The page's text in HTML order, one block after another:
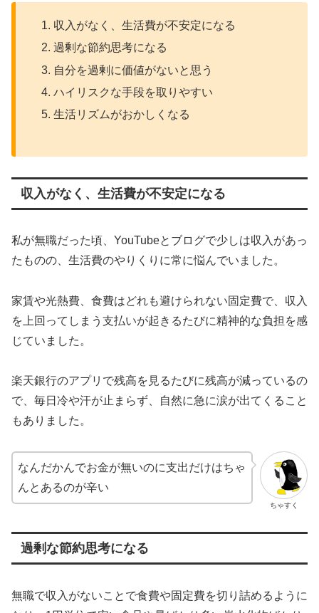
収入がなく、生活費が不安定になる
過剰な節約思考になる
自分を過剰に価値がないと思う
ハイリスクな手段を取りやすい
生活リズムがおかしくなる
収入がなく、生活費が不安定になる
私が無職だった頃、YouTubeとブログで少しは収入があっ
たものの、生活費のやりくりに常に悩んでいました。
家賃や光熱費、食費はどれも避けられない固定費で、収入
を上回ってしまう支払いが起きるたびに精神的な負担を感
じていました。
楽天銀行のアプリで残高を見るたびに残高が減っているの
で、毎日冷や汗が止まらず、自然に急に涙が出てくること
もありました。
ちゃすく
なんだかんでお金が無いのに支出だけはちゃ
んとあるのが辛い
過剰な節約思考になる
無職で収入がないことで食費や固定費を切り詰めるように